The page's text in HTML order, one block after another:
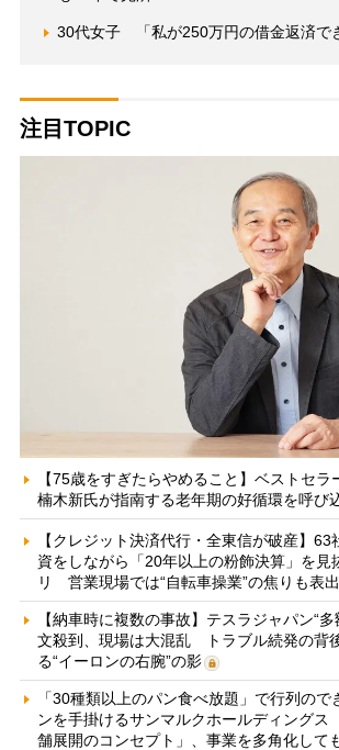
30代女子 「私が250万円の借金返済で
注目TOPIC
【75歳をすぎたらやめること】ベストセラ
楠木新氏が指南する老年期の好循環を呼び
【クレジット決済代行・全東信が破産】
資をしながら「20年以上の粉飾決算」を見
リ 営業現場では“自転車操業”の焦りも表
【納車時に複数の事故】テスラジャパン“
文殺到、現場は大混乱 トラブル続発の背
る“イーロンの右腕”の影
「30種類以上のパン食べ放題」で行列ので
ンを手掛けるサンマルクホールディング
舗展開のコンセプト」、事業を多角化して